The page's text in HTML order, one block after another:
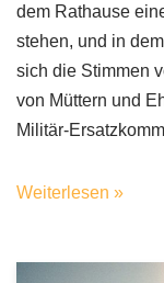
dem Rathause
stehen, und in
sich die Stimmen
von Müttern und
Militär-
Weiterlesen »